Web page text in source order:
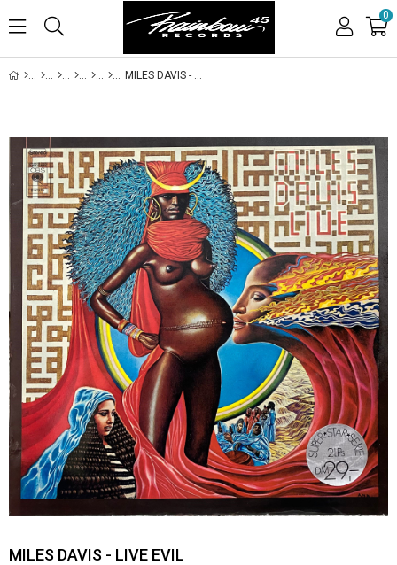
0
MILES DAVIS - LIVE EVIL
MILES DAVIS - LIVE EVIL